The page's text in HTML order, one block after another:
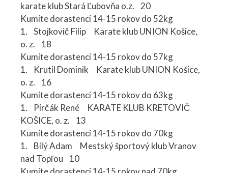
karate klub Stará Ľubovňa o.z. 20
Kumite dorastenci 14-15 rokov do 52kg
1. Stojkovič Filip Karate klub UNION Košice,
o. z. 18
Kumite dorastenci 14-15 rokov do 57kg
1. Krutil Dominik Karate klub UNION Košice,
o. z. 16
Kumite dorastenci 14-15 rokov do 63kg
1. Pirčák René KARATE KLUB KRETOVIČ
KOŠICE, o. z. 13
Kumite dorastenci 14-15 rokov do 70kg
1. Bilý Adam Mestský športový klub Vranov
nad Topľou 10